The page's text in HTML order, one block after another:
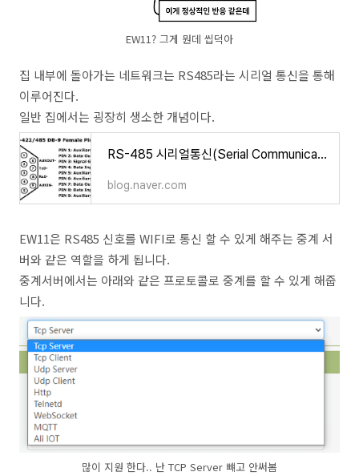
EW11? 그게 뭔데 씹덕아
집 내부에 돌아가는 네트워크는 RS485라는 시리얼 통신을 통해
이루어진다.
일반 집에서는 굉장히 생소한 개념이다.
RS-485 시리얼통신(Serial Communication)
blog.naver.com
EW11은 RS485 신호를 WIFI로 통신 할 수 있게 해주는 중계 서
버와 같은 역할을 하게 됩니다.
중계서버에서는 아래와 같은 프로토콜로 중계를 할 수 있게 해줍
니다.
많이 지원 한다.. 난 TCP Server 뺴고 안써봄